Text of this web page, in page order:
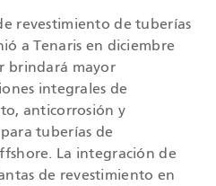
revestimiento de tuberías
a Tenaris en diciembre
brindará mayor
integrales de
anticorrosión y
tuberías de
La integración de
de revestimiento en